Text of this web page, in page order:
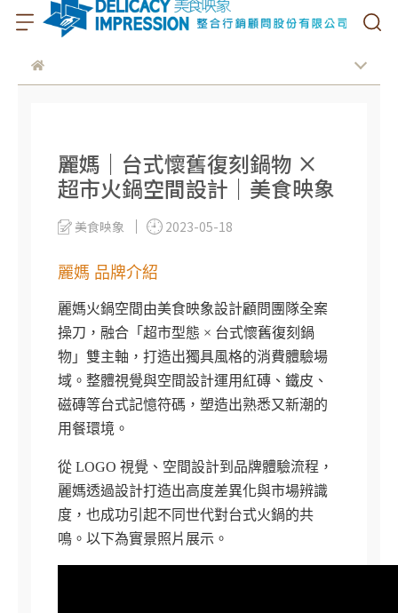
麗媽｜台式懷舊復刻鍋物 ×
超市火鍋空間設計｜美食映象
美食映象 2023-05-18
麗媽 品牌介紹
麗媽火鍋空間由美食映象設計顧問團隊全案
操刀，融合「超市型態 × 台式懷舊復刻鍋
物」雙主軸，打造出獨具風格的消費體驗場
域。整體視覺與空間設計運用紅磚、鐵皮、
磁磚等台式記憶符碼，塑造出熟悉又新潮的
用餐環境。
從 LOGO 視覺、空間設計到品牌體驗流程，
麗媽透過設計打造出高度差異化與市場辨識
度，也成功引起不同世代對台式火鍋的共
鳴。以下為實景照片展示。